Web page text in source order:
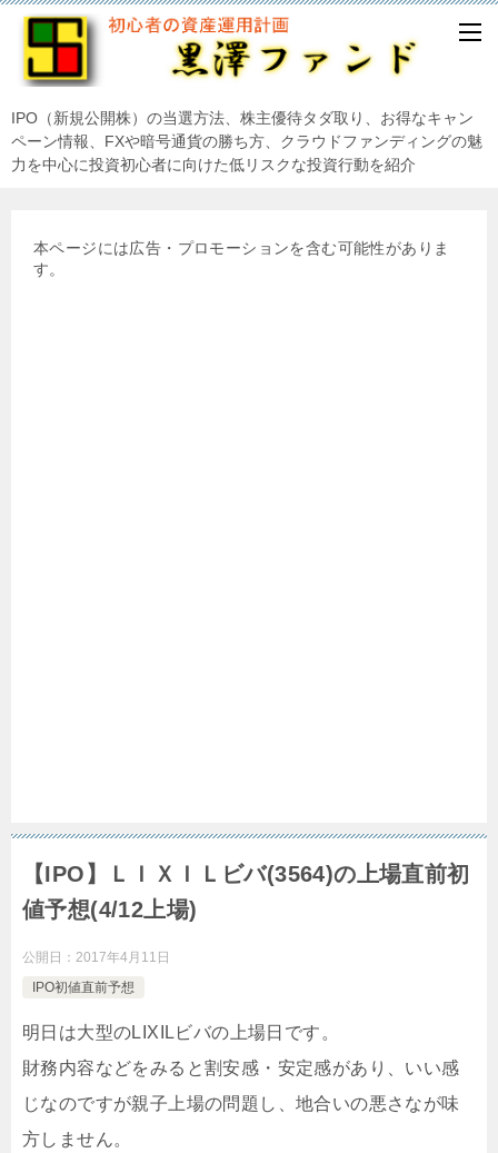
IPO（新規公開株）の当選方法、株主優待タダ取り、お得なキャン
ペーン情報、FXや暗号通貨の勝ち方、クラウドファンディングの魅
力を中心に投資初心者に向けた低リスクな投資行動を紹介
本ページには広告・プロモーションを含む可能性がありま
す。
【IPO】ＬＩＸＩＬビバ(3564)の上場直前初
値予想(4/12上場)
公開日： 2017年4月11日
IPO初値直前予想
明日は大型のLIXILビバの上場日です。
財務内容などをみると割安感・安定感があり、いい感
じなのですが親子上場の問題し、地合いの悪さなが味
方しません。